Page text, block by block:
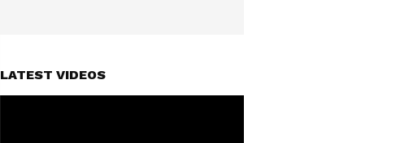
LATEST VIDEOS